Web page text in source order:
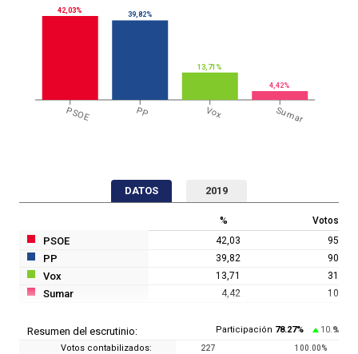
PSOE PP Vox Sumar
42,03%
39,82%
13,71%
4,42%
DATOS 2019
% Votos
PSOE 42,03 95
PP 39,82 90
Vox 13,71 31
Sumar 4,42 10
Resumen del escrutinio: Participación 78.27% 10.9%
Votos contabilizados: 227 100.00%